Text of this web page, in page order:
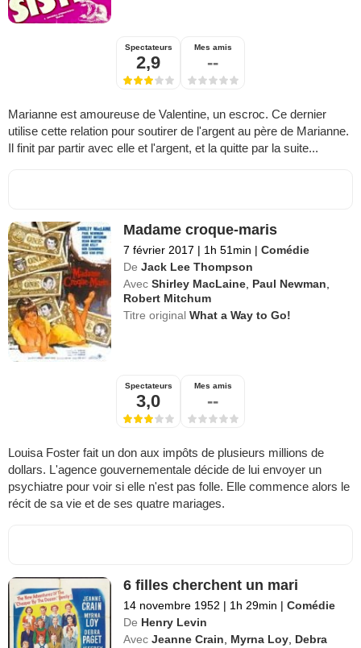
Spectateurs
2,9
Mes amis
--
Marianne est amoureuse de Valentine, un escroc. Ce dernier
utilise cette relation pour soutirer de l'argent au père de Marianne.
Il finit par partir avec elle et l'argent, et la quitte par la suite...
Madame croque-maris
7 février 2017 | 1h 51min | Comédie
De Jack Lee Thompson
Avec Shirley MacLaine Paul Newman
Robert Mitchum
Titre originalWhat a Way to Go!
Spectateurs
3,0
Mes amis
--
Louisa Foster fait un don aux impôts de plusieurs millions de
dollars. L'agence gouvernementale décide de lui envoyer un
psychiatre pour voir si elle n'est pas folle. Elle commence alors le
récit de sa vie et de ses quatre mariages.
6 filles cherchent un mari
14 novembre 1952 | 1h 29min | Comédie
De Henry Levin
Avec Jeanne Crain Myrna Loy Debra